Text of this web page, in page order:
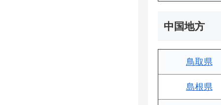
中国地方
鳥取県
島根県